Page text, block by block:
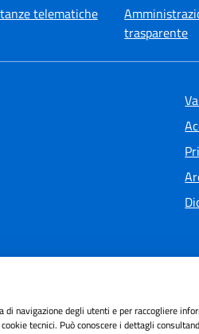
telematiche
trasparente
navigazione degli utenti e per raccogliere
tecnici. Può conoscere i dettagli